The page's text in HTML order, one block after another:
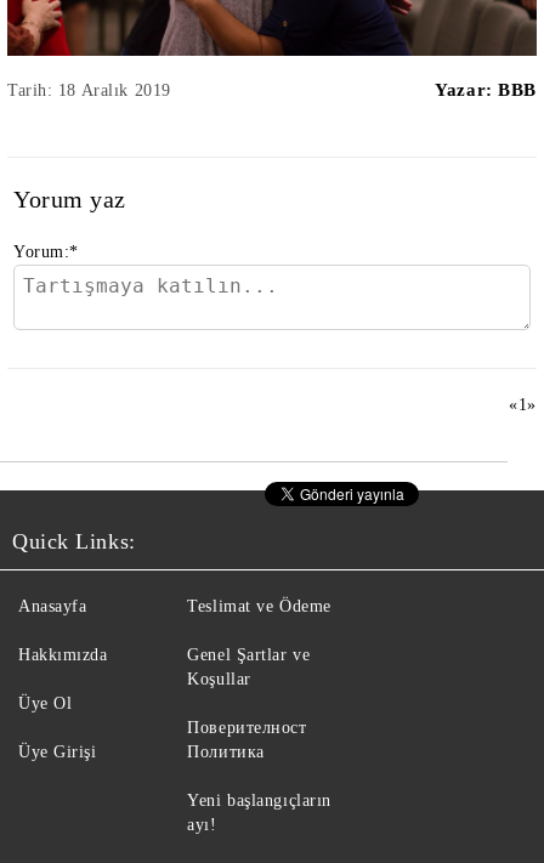
in Turkish.
Tarih: 18 Aralık 2019 Yazar: BBB
Yorum yaz
Yorum:*
«1»
Quick Links:
Anasayfa
Hakkımızda
Üye Ol
Üye Girişi
Teslimat ve Ödeme
Genel Şartlar ve
Koşullar
Поверителност
Политика
Yeni başlangıçların
ayı!